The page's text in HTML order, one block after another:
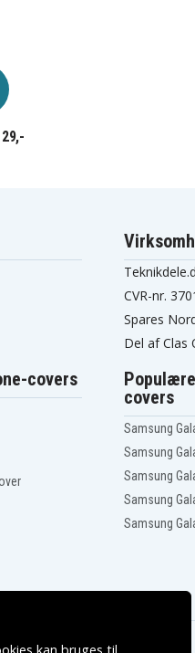
CVR-nr.
Spares
Del af Clas
covers
covers
Samsung
Samsung
Samsung
Samsung
Samsung